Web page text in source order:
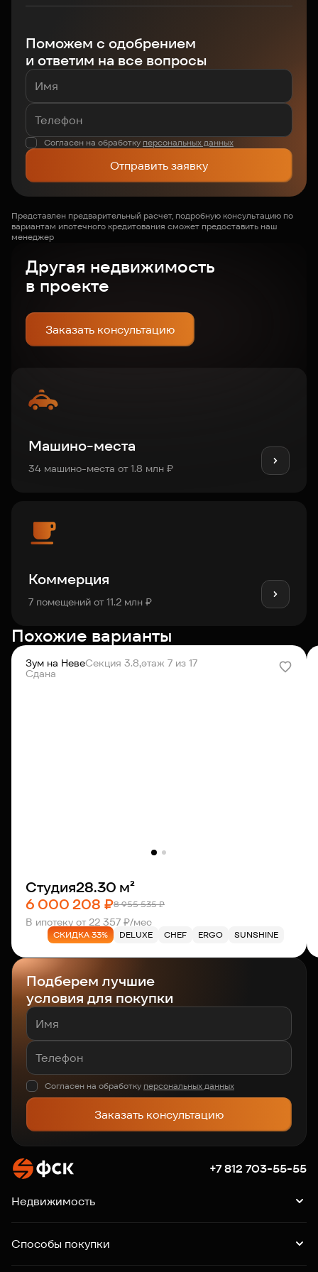
Поможем с одобрением
и ответим на все вопросы
Согласен на обработку персональных данных
Отправить заявку
Представлен предварительный расчет, подробную консультацию по
вариантам ипотечного кредитования сможет предоставить наш
менеджер
Другая недвижимость
в проекте
Заказать консультацию
Машино-места
34 машино-места от 1.8 млн ₽
Коммерция
7 помещений от 11.2 млн ₽
Похожие варианты
Зум на НевеСекция 3.8,этаж 7 из 17
Сдана
Студия28.30 м²
6 000 208 ₽8 955 535 ₽
В ипотеку от 22 357 ₽/мес
СКИДКА 33% DELUXE CHEF ERGO SUNSHINE
Подберем лучшие
условия для покупки
Согласен на обработку персональных данных
Заказать консультацию
+7 812 703-55-55
Недвижимость
Квартиры
Машино-места
Коммерция
Способы покупки
Ипотека